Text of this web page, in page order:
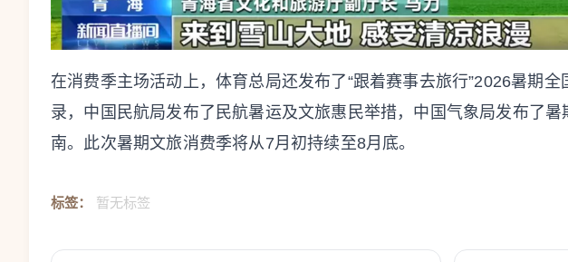
在消费季主场活动上，体育总局还发布了“跟着赛事去旅行”2026暑期全
录，中国民航局发布了民航暑运及文旅惠民举措，中国气象局发布了暑
南。此次暑期文旅消费季将从7月初持续至8月底。
标签： 暂无标签